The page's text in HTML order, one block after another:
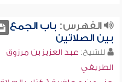
الفهرس: باب الجمع
بين الصلاتين
للشيخ: عبد العزيز بن مرزوق
الطريفي